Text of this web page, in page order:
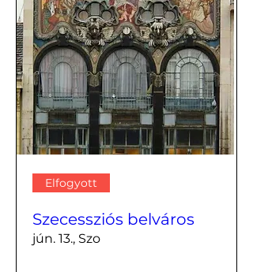
Elfogyott
Szecessziós belváros
jún. 13., Szo